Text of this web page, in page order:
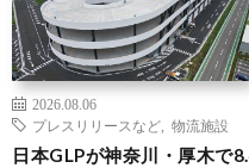
2026.08.06
プレスリリースなど
物流施設
日本GLPが神奈川・厚木で